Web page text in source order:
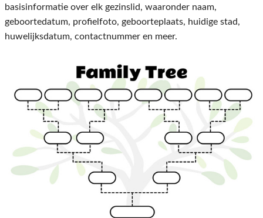
basisinformatie over elk gezinslid, waaronder naam,
geboortedatum, profielfoto, geboorteplaats, huidige stad,
huwelijksdatum, contactnummer en meer.